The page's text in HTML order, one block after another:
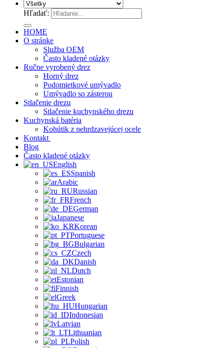
Hľadať:
HOME
O stránke
Služba OEM
Často kladené otázky
Ručne vyrobený drez
Horný drez
Podomietkové umývadlo
Umývadlo so zásterou
Stlačenie drezu
Stlačenie kuchynského drezu
Kuchynská batéria
Kohútik z nehrdzavejúcej ocele
Kontakt
Blog
Často kladené otázky
English
Spanish
Arabic
Russian
French
German
Japanese
Korean
Portuguese
Bulgarian
Czech
Danish
Dutch
Estonian
Finnish
Greek
Hungarian
Indonesian
Latvian
Lithuanian
Polish